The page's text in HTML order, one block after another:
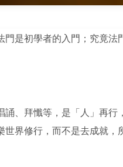
是初學者的入門；究竟
、拜懺等，是「人」再
界修行，而不是去成就，